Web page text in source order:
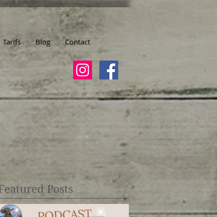
Tarifs Blog Contact
Posts